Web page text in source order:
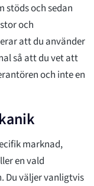
stöds och sedan
och
att du använder
så att du vet att
och inte en
marknad,
en vald
Du väljer vanligtvis